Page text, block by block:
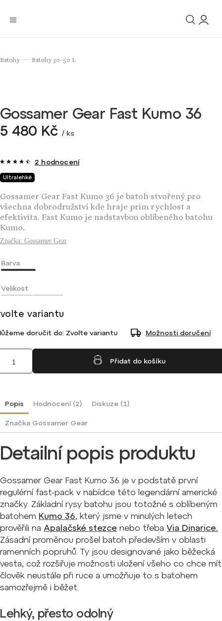
Batohy / Batohy 30–50 L
Gossamer Gear Fast Kumo 36
5 480 Kč / ks
Ultralehké
2 hodnocení
Gossamer Gear Fast Kumo 36 je batoh stvořený pro
všechna dobrodružství kde hraje prim rychlost a
efektivita. Fast Kumo je nadstavbou oblíbeného batohu
Kumo.
Značka: Gossamer Gear
Barva
Velikost
variantu
doručit do: Zvolte variantu Možnosti doručení
Přidat do košíku
Popis Hodnocení (2) Diskuze (1)
ZnačkaGossamer Gear
Detailní popis produktu
Gossamer Gear Fast Kumo 36 je v podstatě první
regulérní fast-pack v nabídce této legendární americké
značky. Základní rysy batohu jsou totožné s oblíbeným
batohem Kumo 36, který jsme v minulých letech
prověřili na Apalačské stezce nebo třeba Via Dinarice.
Zásadní proměnou prošel batoh především v oblasti
ramenních popruhů. Ty jsou designované jako běžecká
vesta, což rozšiřuje možnosti uložení všeho co chce mít
člověk neustále při ruce a umožňuje to s batohem
samozřejmě i běžet.
Lehký, přesto odolný